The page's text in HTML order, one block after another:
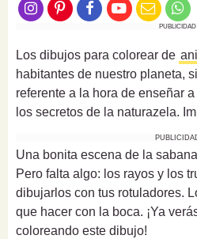
PUBLICIDAD
Los dibujos para colorear de
habitantes de nuestro planeta,
referente a la hora de enseñar
los secretos de la naturazela.
Una bonita escena de la
Pero falta algo: los rayos y los
dibujarlos con tus rotuladores.
que hacer con la boca. ¡Ya
coloreando este dibujo!